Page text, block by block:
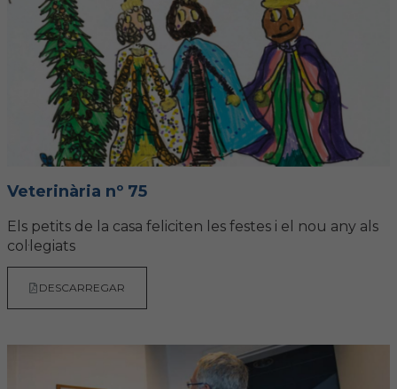
FORMACIÓ
Formació COVIB
Formacions d'altres entitats
ACTUALITAT
Notícies
Revista Col·legial
Veterinària nº 75
Els petits de la casa feliciten les festes i el nou any als
col·legiats
DESCARREGAR